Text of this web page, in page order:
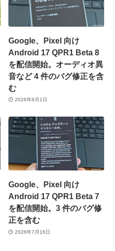
Google、Pixel 向け
Android 17 QPR1 Beta 8
を配信開始。オーディオ異
音など 4 件のバグ修正を含
む
2026年8月1日
Google、Pixel 向け
Android 17 QPR1 Beta 7
を配信開始。3 件のバグ修
正を含む
2026年7月16日